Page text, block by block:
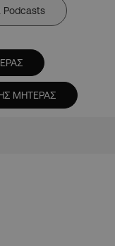
Podcasts
ΜΗΤΕΡΑΣ